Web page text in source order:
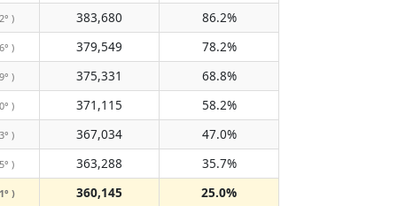
) 383,680
86.2%
) 379,549
78.2%
) 375,331
68.8%
) 371,115
58.2%
) 367,034
47.0%
) 363,288
35.7%
) 360,145
25.0%